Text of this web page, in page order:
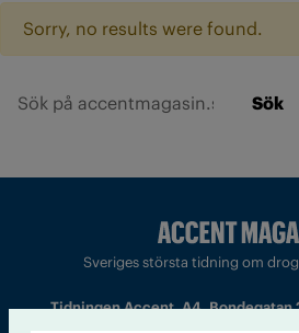
Sorry, no results were found.
Sök
Sveriges största tidning om
Tidningen Accent, A4, Bondegatan